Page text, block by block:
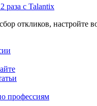
раза с Talantix
откликов, настройте
профессиям